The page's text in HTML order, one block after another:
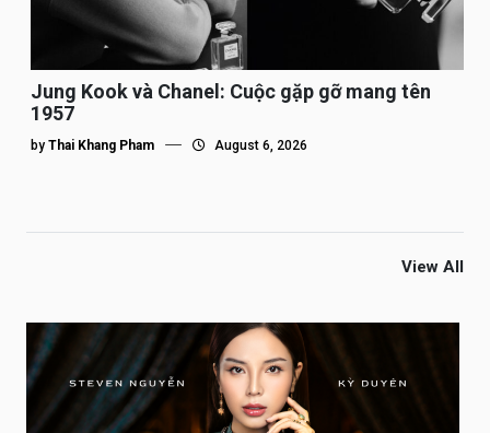
Jung Kook và Chanel: Cuộc gặp gỡ mang tên
1957
by Thai Khang Pham August 6, 2026
View All